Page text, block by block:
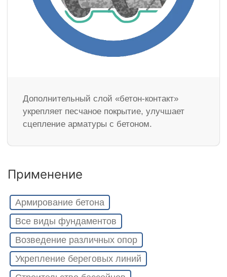
Дополнительный слой «бетон-контакт»
укрепляет песчаное покрытие, улучшает
сцепление арматуры с бетоном.
Применение
Армирование бетона
Все виды фундаментов
Возведение различных опор
Укрепление береговых линий